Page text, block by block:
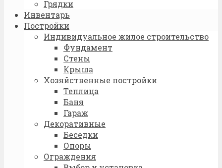
Грядки
Инвентарь
Постройки
Индивидуальное жилое строительство
Фундамент
Стены
Крыша
Хозяйственные постройки
Теплица
Баня
Гараж
Декоративные
Беседки
Опоры
Ограждения